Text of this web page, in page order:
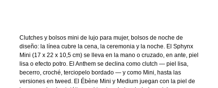
Clutches y bolsos mini de lujo para mujer, bolsos de noche de
diseño: la línea cubre la cena, la ceremonia y la noche. El Sphynx
Mini (17 x 22 x 10,5 cm) se lleva en la mano o cruzado, en ante, piel
lisa o efecto potro. El Anthem se declina como clutch — piel lisa,
becerro, croché, terciopelo bordado — y como Mini, hasta las
versiones en tweed. El Ébène Mini y Medium juegan con la piel de